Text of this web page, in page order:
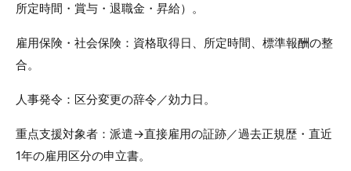
所定時間・賞与・退職金・昇給）。
雇用保険・社会保険：資格取得日、所定時間、標準報酬の整
合。
人事発令：区分変更の辞令／効力日。
重点支援対象者：派遣→直接雇用の証跡／過去正規歴・直近
1年の雇用区分の申立書。